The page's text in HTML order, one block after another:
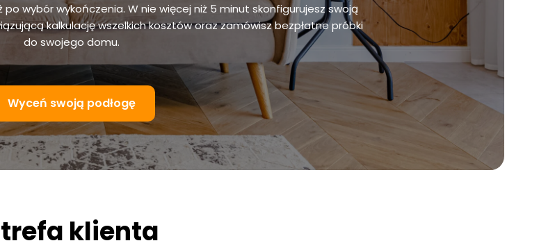
wybór wykończenia. W nie więcej niż 5 minut skonfigurujesz swoją
kalkulację wszelkich kosztów oraz zamówisz bezpłatne próbki
do swojego domu.
Wyceń swoją podłogę
klienta